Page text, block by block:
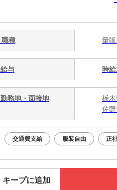
職種 量
給与 時給
勤務地・面接地
栃
佐
交通費支給 服装自由 正
キープに追加